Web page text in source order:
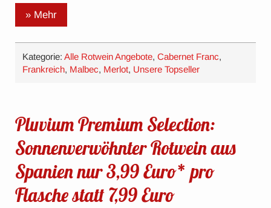
» Mehr
Kategorie:Alle Rotwein Angebote,Cabernet Franc,
Frankreich, Malbec, Merlot, Unsere Topseller
Pluvium Premium Selection:
Sonnenverwöhnter Rotwein aus
Spanien nur 3,99 Euro* pro
Flasche statt 7,99 Euro